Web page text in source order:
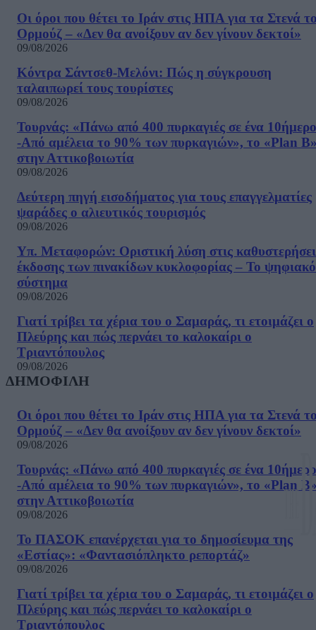
Οι όροι που θέτει το Ιράν στις ΗΠΑ για τα Στενά
Ορμούζ – «Δεν θα ανοίξουν αν δεν γίνουν δεκτοί»
09/08/2026
Κόντρα Σάντσεθ-Μελόνι: Πώς η σύγκρουση
ταλαιπωρεί τους τουρίστες
09/08/2026
Τουρνάς: «Πάνω από 400 πυρκαγιές σε ένα 10ήμερο
-Από αμέλεια το 90% των πυρκαγιών», το «Plan
στην Αττικοβοιωτία
09/08/2026
Δεύτερη πηγή εισοδήματος για τους επαγγελματίες
ψαράδες ο αλιευτικός τουρισμός
09/08/2026
Υπ. Μεταφορών: Οριστική λύση στις
έκδοσης των πινακίδων κυκλοφορίας – Το ψηφιακό
σύστημα
09/08/2026
Γιατί τρίβει τα χέρια του ο Σαμαράς, τι ετοιμάζει ο
Πλεύρης και πώς περνάει το καλοκαίρι ο
Τριαντόπουλος
09/08/2026
ΔΗΜΟΦΙΛΗ
Οι όροι που θέτει το Ιράν στις ΗΠΑ για τα Στενά
Ορμούζ – «Δεν θα ανοίξουν αν δεν γίνουν δεκτοί»
09/08/2026
Τουρνάς: «Πάνω από 400 πυρκαγιές σε ένα 10ήμερο
-Από αμέλεια το 90% των πυρκαγιών», το «Plan
στην Αττικοβοιωτία
09/08/2026
Το ΠΑΣΟΚ επανέρχεται για το δημοσίευμα της
«Εστίας»: «Φαντασιόπληκτο ρεπορτάζ»
09/08/2026
Γιατί τρίβει τα χέρια του ο Σαμαράς, τι ετοιμάζει ο
Πλεύρης και πώς περνάει το καλοκαίρι ο
Τριαντόπουλος